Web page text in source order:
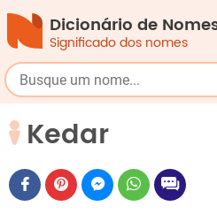
Dicionário de
Significado dos nomes
Kedar